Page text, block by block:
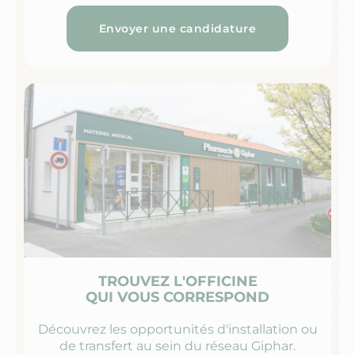
Envoyer une candidature
TROUVEZ L'OFFICINE
QUI VOUS CORRESPOND
Découvrez les opportunités d'installation ou
de transfert au sein du réseau Giphar.